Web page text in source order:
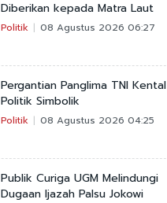
Diberikan kepada Matra Laut
Politik 08 Agustus 2026 06:27
Pergantian Panglima TNI Kental
Politik Simbolik
Politik 08 Agustus 2026 04:25
Publik Curiga UGM Melindungi
Dugaan Ijazah Palsu Jokowi